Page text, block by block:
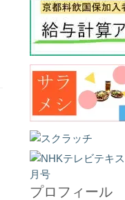
プロフィール